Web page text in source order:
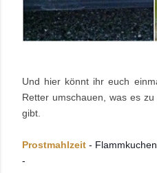
Und hier könnt ihr euch
Retter umschauen, was es
gibt.
Prostmahlzeit -
-